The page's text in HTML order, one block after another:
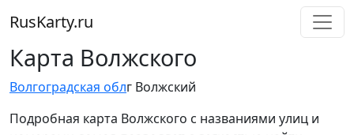
RusKarty.ru
Карта Волжского
Волгоградская облг Волжский
Подробная карта Волжского с названиями улиц и